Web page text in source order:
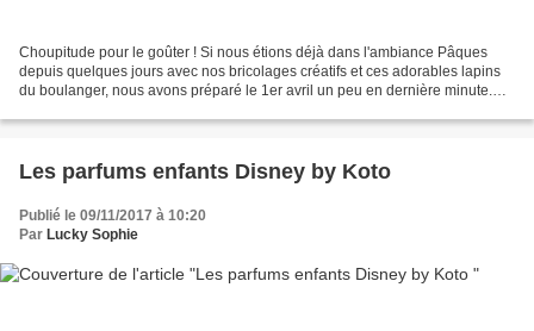
Choupitude pour le goûter ! Si nous étions déjà dans l'ambiance Pâques
depuis quelques jours avec nos bricolages créatifs et ces adorables lapins
du boulanger, nous avons préparé le 1er avril un peu en dernière minute.
Les parfums enfants Disney by Koto
Publié le 09/11/2017 à 10:20
Par Lucky Sophie